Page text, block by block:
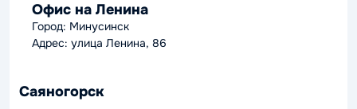
Офис на Ленина
Город: Минусинск
Адрес: улица Ленина, 86
Саяногорск